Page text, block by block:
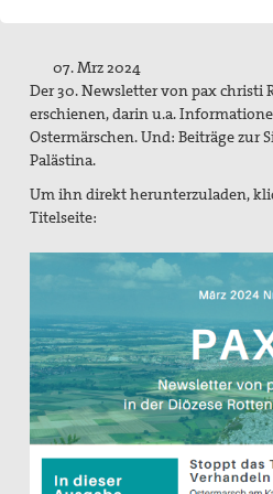
Publikationen
pax info
Der Heilige Martin
Friedensbildung
Servicestelle
Netzwerk Friedensbildung
Referent für
Materialien zur
07. Mrz 2024
Der 30. Newsletter von pax christi
erschienen, darin u.a.
Ostermärschen. Und: Beiträge zur
Palästina.
Um ihn direkt herunterzuladen,
Titelseite: